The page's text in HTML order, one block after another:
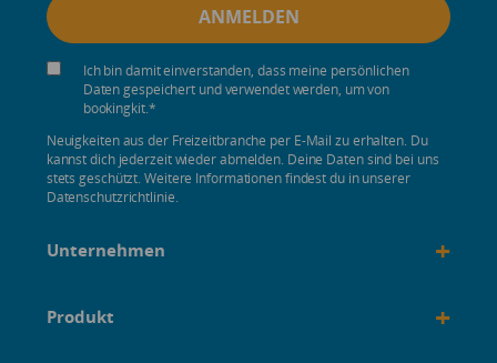
Ich bin damit einverstanden, dass meine persönlichen
Daten gespeichert und verwendet werden, um von
bookingkit.*
Neuigkeiten aus der Freizeitbranche per E-Mail zu erhalten. Du
kannst dich jederzeit wieder abmelden. Deine Daten sind bei uns
stets geschützt. Weitere Informationen findest du in unserer
Datenschutzrichtlinie.
Unternehmen +
Produkt +